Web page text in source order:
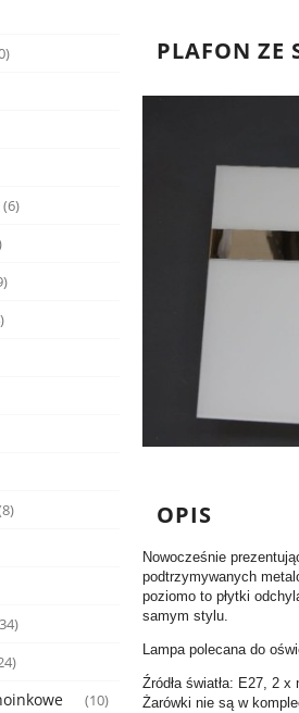
(6)
(10)
PLAFON ZE
OPIS
Nowocześnie
podtrzymywanych
poziomo to płytki
samym stylu.
Lampa polecana do
Źródła światła: E27, 2
Żarówki nie są w